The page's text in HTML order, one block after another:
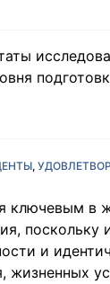
ключевым в
и
жизненных